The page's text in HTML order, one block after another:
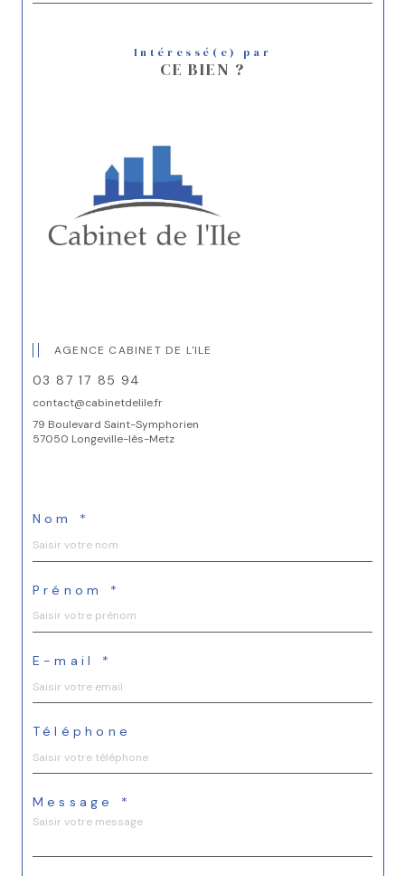
Intéressé(e) par
CE BIEN ?
AGENCE CABINET DE L'ILE
03 87 17 85 94
contact@cabinetdelile.fr
79 Boulevard Saint-Symphorien
57050 Longeville-lès-Metz
Nom *
Prénom *
E-mail *
Téléphone
Message *